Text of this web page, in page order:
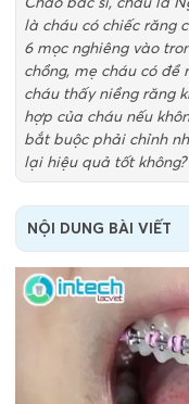
là cháu có chiếc răng
6 mọc nghiêng vào
chồng, mẹ cháu có đề
cháu thấy niềng răng
hợp của cháu nếu
bắt buộc phải chỉnh
lại hiệu quả tốt không?
NỘI DUNG BÀI VIẾT